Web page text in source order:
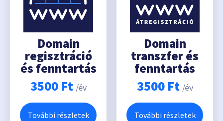
Domain
regisztráció
és fenntartás
3500 Ft /év
További részletek
Domain
transzfer és
fenntartás
3500 Ft /év
További részletek